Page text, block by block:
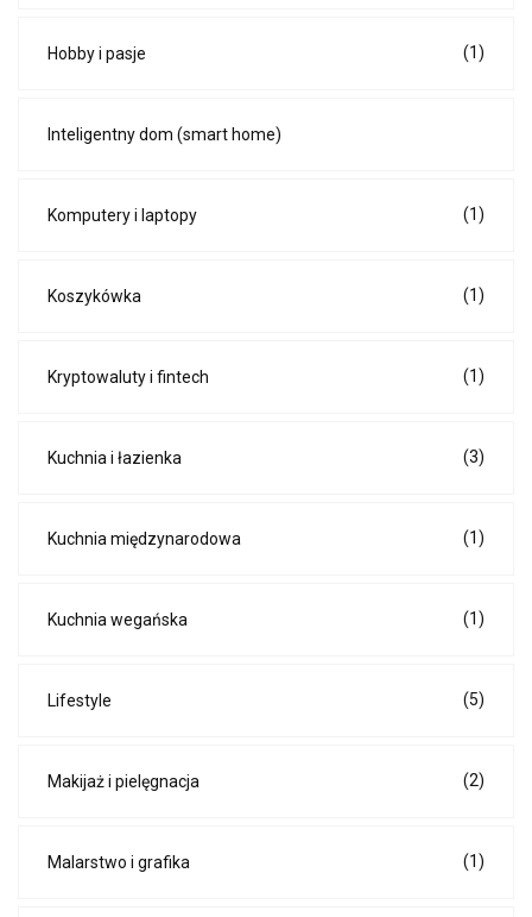
Hobby i pasje (1)
Inteligentny dom (smart home)
Komputery i laptopy (1)
Koszykówka (1)
Kryptowaluty i fintech (1)
Kuchnia i łazienka (3)
Kuchnia międzynarodowa (1)
Kuchnia wegańska (1)
Lifestyle (5)
Makijaż i pielęgnacja (2)
Malarstwo i grafika (1)